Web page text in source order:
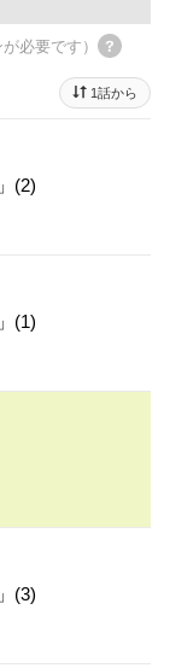
必要です）
1話から
(2)
(1)
(3)